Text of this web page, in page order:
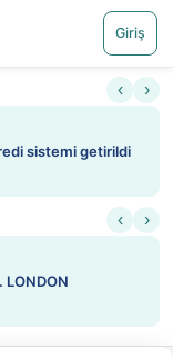
Giriş
‹ ›
sistemi getirildi
‹ ›
LONDON